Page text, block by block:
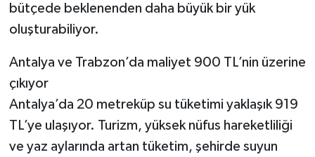
bütçede beklenenden daha büyük bir yük
oluşturabiliyor.
Antalya ve Trabzon’da maliyet 900 TL’nin üzerine
çıkıyor
Antalya’da 20 metreküp su tüketimi yaklaşık 919
TL’ye ulaşıyor. Turizm, yüksek nüfus hareketliliği
ve yaz aylarında artan tüketim, şehirde suyun